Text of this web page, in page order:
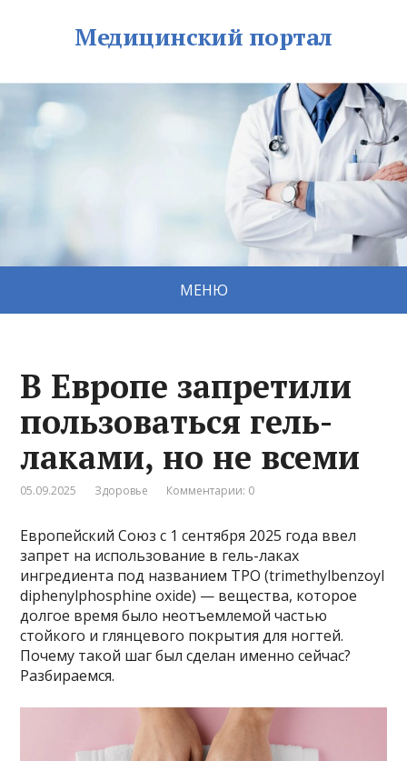
Медицинский портал
МЕНЮ
В Европе запретили
пользоваться гель-
лаками, но не всеми
05.09.2025 Здоровье Комментарии: 0
Европейский Союз с 1 сентября 2025 года ввел
запрет на использование в гель-лаках
ингредиента под названием TPO (trimethylbenzoyl
diphenylphosphine oxide) — вещества, которое
долгое время было неотъемлемой частью
стойкого и глянцевого покрытия для ногтей.
Почему такой шаг был сделан именно сейчас?
Разбираемся.